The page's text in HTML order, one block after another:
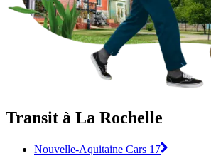
Transit à La Rochelle
Nouvelle-Aquitaine Cars 17